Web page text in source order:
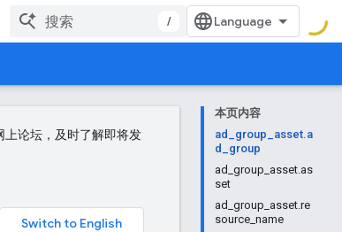
/
本页内容
ad_group_asset.a
d_group
ad_group_asset.as
set
ad_group_asset.re
source_name
上论坛，及时了解即将发